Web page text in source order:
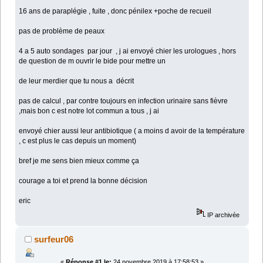
16 ans de paraplégie , fuite , donc pénilex +poche de recueil
pas de problème de peaux
4 a 5 auto sondages par jour , j ai envoyé chier les urologues , hors
de question de m ouvrir le bide pour mettre un
de leur merdier que tu nous a décrit
pas de calcul , par contre toujours en infection urinaire sans fièvre
,mais bon c est notre lot commun a tous , j ai
envoyé chier aussi leur antibiotique ( a moins d avoir de la température
, c est plus le cas depuis un moment)
bref je me sens bien mieux comme ça
courage a toi et prend la bonne décision
eric
IP archivée
surfeur06